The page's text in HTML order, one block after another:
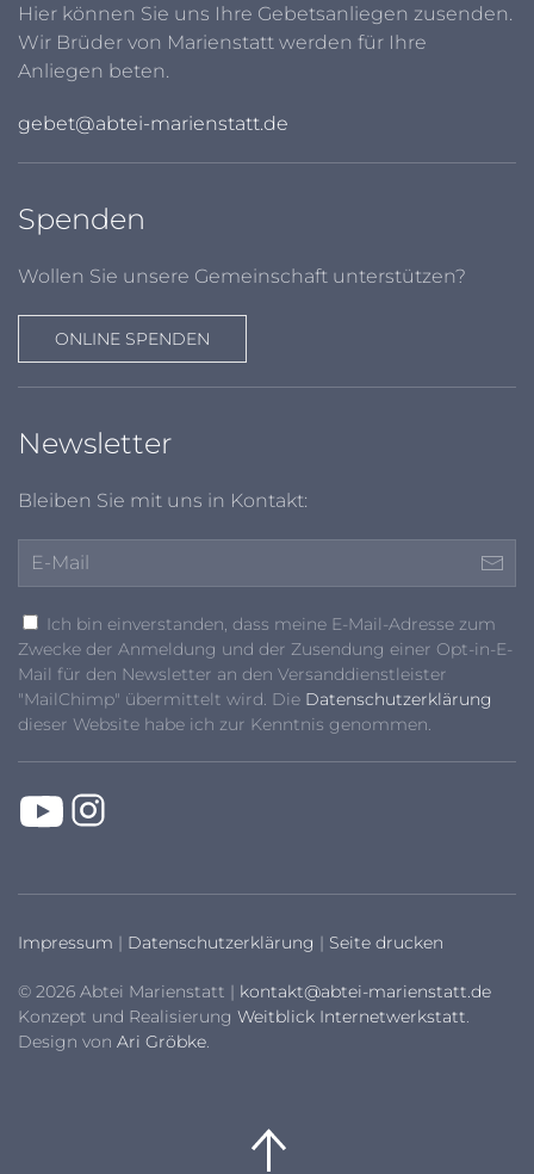
Hier können Sie uns Ihre Gebetsanliegen zusenden.
Wir Brüder von Marienstatt werden für Ihre
Anliegen beten.
gebet@abtei-marienstatt.de
Spenden
Wollen Sie unsere Gemeinschaft unterstützen?
ONLINE SPENDEN
Newsletter
Bleiben Sie mit uns in Kontakt:
Ich bin einverstanden, dass meine E-Mail-Adresse zum
Zwecke der Anmeldung und der Zusendung einer Opt-in-E-
Mail für den Newsletter an den Versanddienstleister
"MailChimp" übermittelt wird. Die Datenschutzerklärung
dieser Website habe ich zur Kenntnis genommen.
Impressum | Datenschutzerklärung | Seite drucken
© 2026 Abtei Marienstatt | kontakt@abtei-marienstatt.de
Konzept und Realisierung Weitblick Internetwerkstatt.
Design von Ari Gröbke.